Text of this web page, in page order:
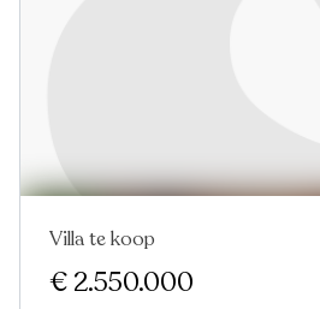
Nieuw
Villa te koop
€ 2.550.000